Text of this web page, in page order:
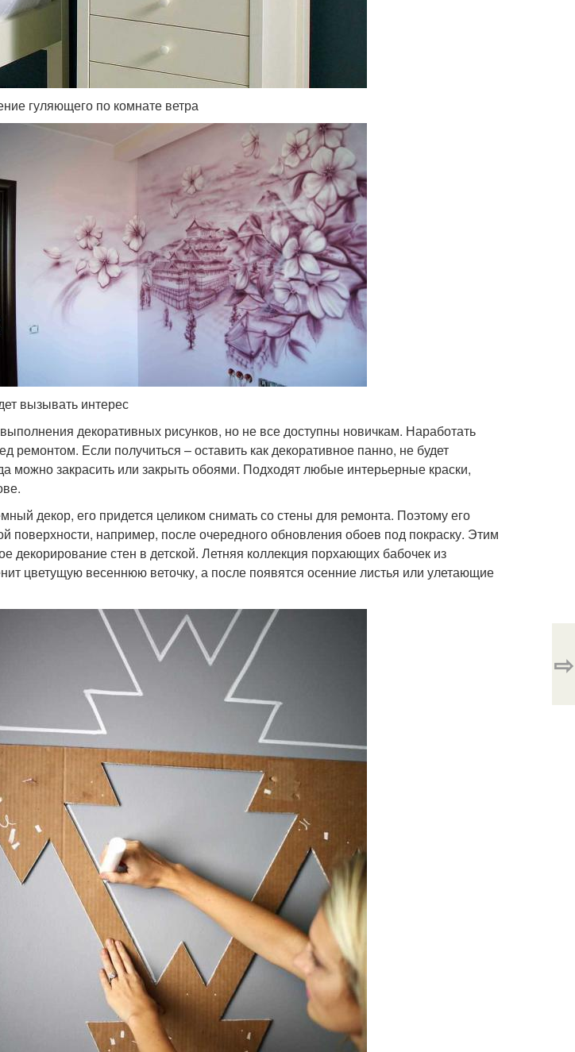
гуляющего по комнате ветра
вызывать интерес
декоративных рисунков, но не все доступны новичкам. Наработать
ремонтом. Если получиться – оставить как декоративное панно, не будет
можно закрасить или закрыть обоями. Подходят любые интерьерные краски,
декор, его придется целиком снимать со стены для ремонта. Поэтому его
поверхности, например, после очередного обновления обоев под покраску. Этим
декорирование стен в детской. Летняя коллекция порхающих бабочек из
цветущую весеннюю веточку, а после появятся осенние листья или улетающие
⇨